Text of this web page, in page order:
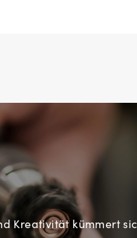
Kreativität kümmert